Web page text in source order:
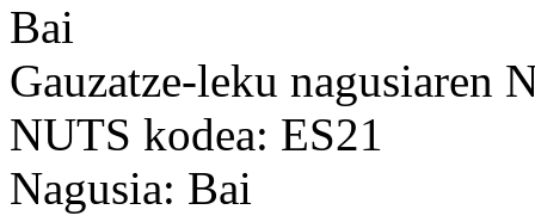
Bai
Gauzatze-leku nagusiaren
NUTS kodea: ES21
Nagusia: Bai